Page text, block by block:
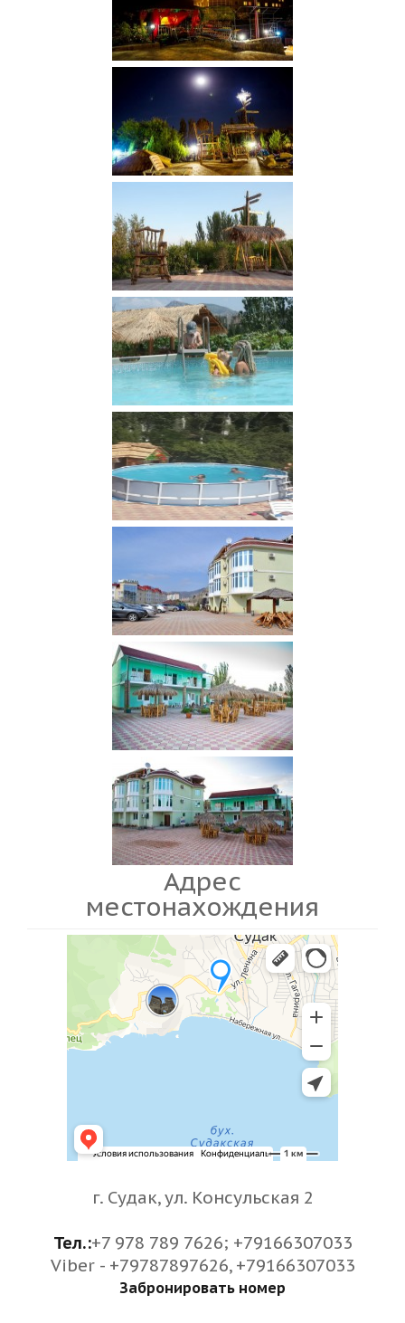
Адрес
местонахождения
г. Судак, ул. Консульская 2
Тел.:+7 978 789 7626; +79166307033
Viber - +79787897626, +79166307033
Забронировать номер